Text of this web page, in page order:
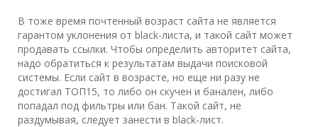
В тоже время почтенный возраст сайта не является
гарантом уклонения от black-листа, и такой сайт может
продавать ссылки. Чтобы определить авторитет сайта,
надо обратиться к результатам выдачи поисковой
системы. Если сайт в возрасте, но еще ни разу не
достигал ТОП15, то либо он скучен и банален, либо
попадал под фильтры или бан. Такой сайт, не
раздумывая, следует занести в black-лист.